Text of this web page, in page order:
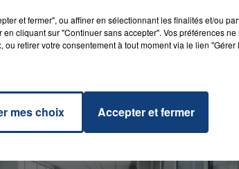
et fermer", ou affiner en sélectionnant les finalités et/ou
cliquant sur "Continuer sans accepter". Vos préférences
ou retirer votre consentement à tout moment via le lien
mes choix Accepter et fermer